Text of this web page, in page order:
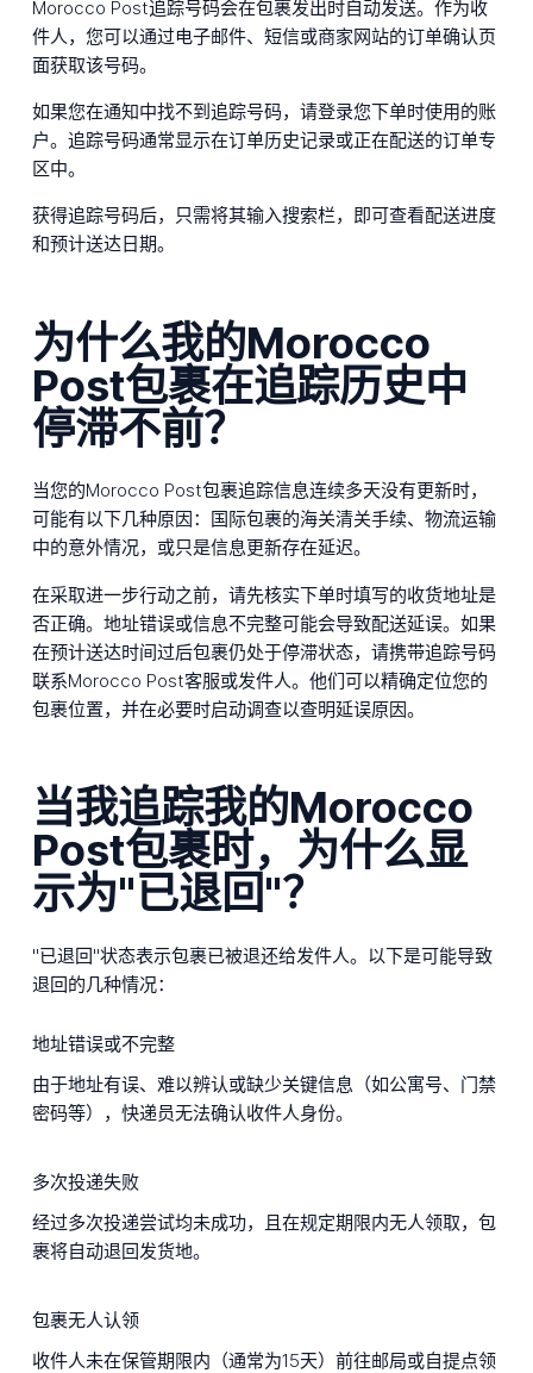
Morocco Post追踪号码会在包裹发出时自动发送。作为收
件人，您可以通过电子邮件、短信或商家网站的订单确认页
面获取该号码。
如果您在通知中找不到追踪号码，请登录您下单时使用的账
户。追踪号码通常显示在订单历史记录或正在配送的订单专
区中。
获得追踪号码后，只需将其输入搜索栏，即可查看配送进度
和预计送达日期。
为什么我的Morocco
Post包裹在追踪历史中
停滞不前？
当您的Morocco Post包裹追踪信息连续多天没有更新时，
可能有以下几种原因：国际包裹的海关清关手续、物流运输
中的意外情况，或只是信息更新存在延迟。
在采取进一步行动之前，请先核实下单时填写的收货地址是
否正确。地址错误或信息不完整可能会导致配送延误。如果
在预计送达时间过后包裹仍处于停滞状态，请携带追踪号码
联系Morocco Post客服或发件人。他们可以精确定位您的
包裹位置，并在必要时启动调查以查明延误原因。
当我追踪我的Morocco
Post包裹时，为什么显
示为"已退回"？
"已退回"状态表示包裹已被退还给发件人。以下是可能导致
退回的几种情况：
地址错误或不完整
由于地址有误、难以辨认或缺少关键信息（如公寓号、门禁
密码等），快递员无法确认收件人身份。
多次投递失败
经过多次投递尝试均未成功，且在规定期限内无人领取，包
裹将自动退回发货地。
包裹无人认领
收件人未在保管期限内（通常为15天）前往邮局或自提点领